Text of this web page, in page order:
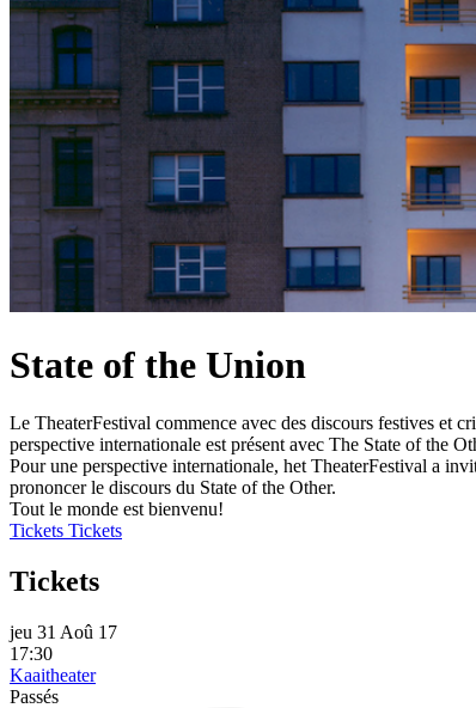
State of the Union
Le TheaterFestival commence avec des discours festives et
perspective internationale est présent avec The State of the
Pour une perspective internationale, het TheaterFestival a
prononcer le discours du State of the Other.
Tout le monde est bienvenu!
Tickets Tickets
Tickets
jeu 31 Aoû 17
17:30
Kaaitheater
Passés